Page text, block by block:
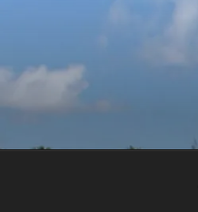
principal